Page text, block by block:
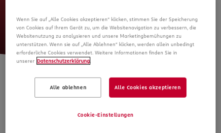
mehr verfügbar
Die Suche geht weiter
Wenn Sie auf „Alle Cookies akzeptieren“ klicken, stimmen Sie der Speicherung
von Cookies auf Ihrem Gerät zu, um die Websitenavigation zu verbessern, die
Websitenutzung zu analysieren und unsere Marketingbemühungen zu
unterstützen. Wenn sie auf „Alle Ablehnen“ klicken, werden allein unbedingt
erforderliche Cookies verwendet. Weitere Informationen finden Sie in
unserer Datenschutzerklärung
Alle ablehnen Alle Cookies akzeptieren
Cookie-Einstellungen